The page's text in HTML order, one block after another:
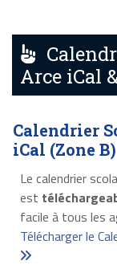
Arce iCal
Calendrier
iCal (Zone B)
Le calendrier
est
facile à tous les
Télécharger le